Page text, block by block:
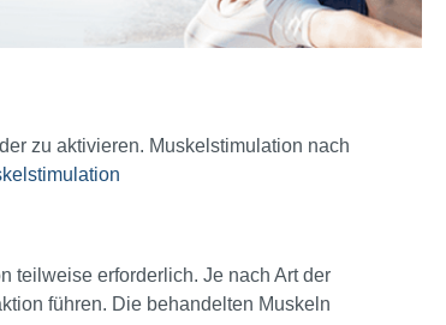
zu aktivieren. Muskelstimulation nach
teilweise erforderlich. Je nach Art der
führen. Die behandelten Muskeln